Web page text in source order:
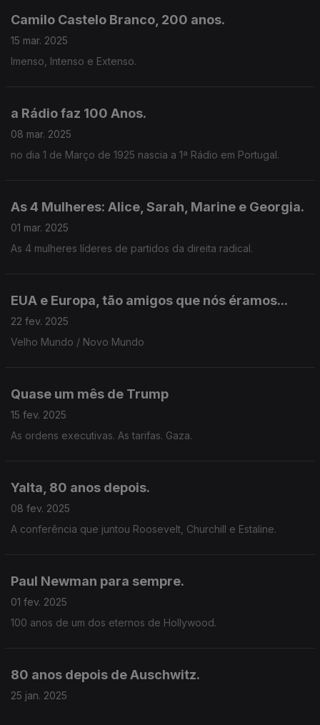
Camilo Castelo Branco, 200 anos.
15 mar. 2025
Imenso, Intenso e Extenso.
a Rádio faz 100 Anos.
08 mar. 2025
no dia 1 de Março de 1925 nascia a 1ª Rádio em Portugal.
As 4 Mulheres: Alice, Sarah, Marine e Georgia.
01 mar. 2025
As 4 mulheres líderes de partidos da direita radical.
EUA e Europa, tão amigos que nós éramos...
22 fev. 2025
Velho Mundo / Novo Mundo
Quase um mês de Trump
15 fev. 2025
As ordens executivas. As tarifas. Gaza.
Yalta, 80 anos depois.
08 fev. 2025
A conferência que juntou Roosevelt, Churchill e Estaline.
Paul Newman para sempre.
01 fev. 2025
100 anos de um dos eternos de Hollywood.
80 anos depois de Auschwitz.
25 jan. 2025